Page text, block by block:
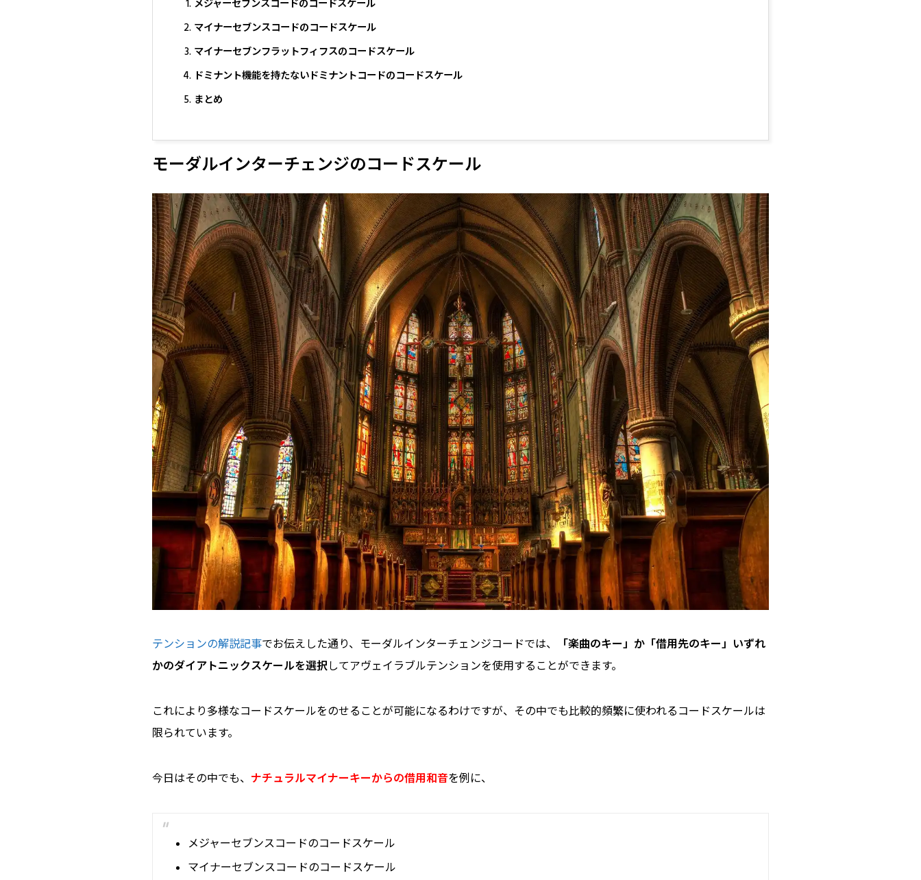
メジャーセブンスコードのコードスケール
マイナーセブンスコードのコードスケール
マイナーセブンフラットフィフスのコードスケール
ドミナント機能を持たないドミナントコードのコードスケール
まとめ
モーダルインターチェンジのコードスケール
テンションの解説記事でお伝えした通り、モーダルインターチェンジコードでは、
「楽曲のキー」か「借用先のキー」いずれ
かのダイアトニックスケールを選択してアヴェイラブルテンションを使用することができます。
これにより多様なコードスケールをのせることが可能になるわけですが、その中でも比較的頻繁に使われるコードスケールは
限られています。
今日はその中でも、 ナチュラルマイナーキーからの借用和音を例に、
メジャーセブンスコードのコードスケール
マイナーセブンスコードのコードスケール